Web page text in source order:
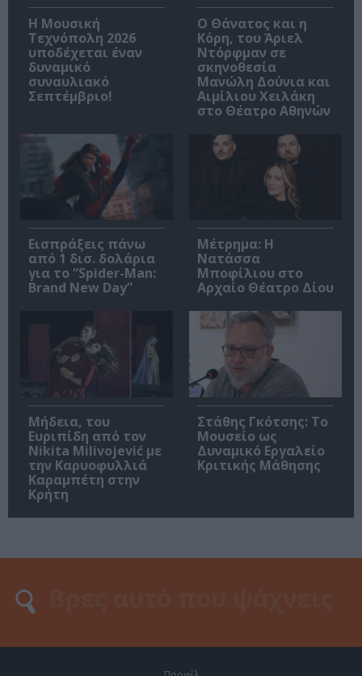
Η Μουσική
Τεχνόπολη 2026
υποδέχεται έναν
δυναμικό
συναυλιακό
Σεπτέμβριο!
Ο Θάνατος και η
Κόρη, του Άριελ
Ντόρφμαν σε
σκηνοθεσία
Μανώλη Δούνια και
Αιμίλιου Χειλάκη
στο Θέατρο Αθηνών
Εισπράξεις πάνω
από 1 δισ. δολάρια
για το “Spider-Man:
Brand New Day”
Μέτρημα: Η
Νατάσσα
Μποφίλιου στο
Αρχαίο Θέατρο Δίου
Μήδεια, του
Ευριπίδη από τον
Nikita Milivojević με
την Καρυοφυλλιά
Καραμπέτη στην
Κρήτη
Στάθης Γκότσης: Το
Μουσείο ως
Δυναμικό Εργαλείο
Κριτικής Μάθησης